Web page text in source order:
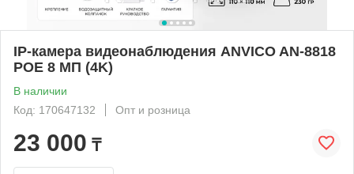
IP-камера видеонаблюдения ANVICO AN-8818
POE 8 МП (4K)
В наличии
Код: 170647132
Опт и розница
23 000 ₸